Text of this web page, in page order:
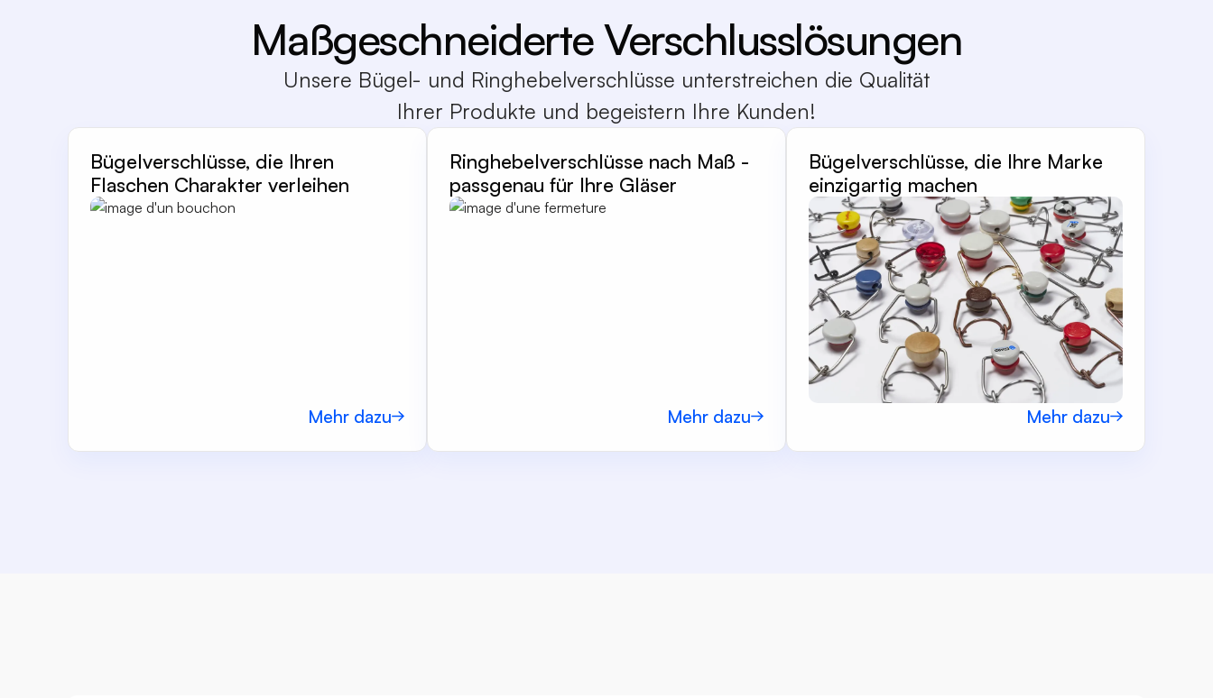
Maßgeschneiderte Verschlusslösungen
Unsere Bügel- und Ringhebelverschlüsse unterstreichen die Qualität
Ihrer Produkte und begeistern Ihre Kunden!
Bügelverschlüsse, die Ihren
Flaschen Charakter verleihen
Mehr dazu
Ringhebelverschlüsse nach Maß -
passgenau für Ihre Gläser
Mehr dazu
Bügelverschlüsse, die Ihre Marke
einzigartig machen
Mehr dazu